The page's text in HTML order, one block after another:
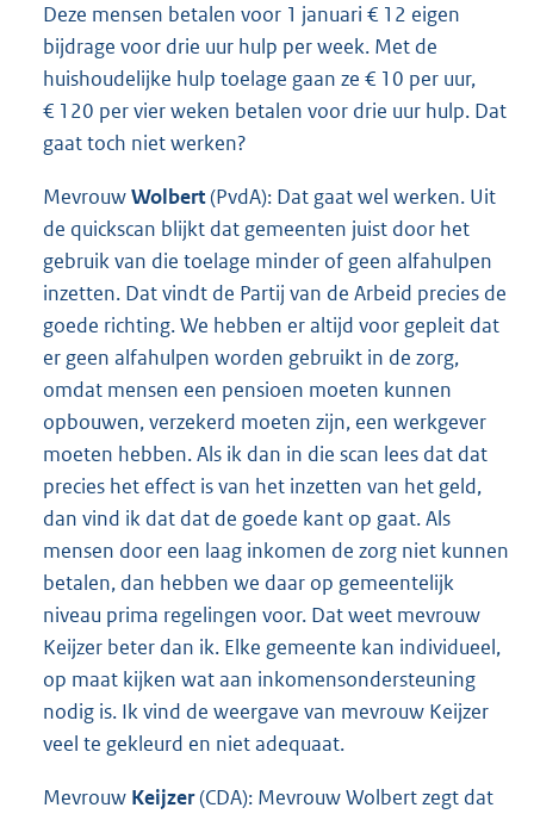
Deze mensen betalen voor 1 januari € 12 eigen
bijdrage voor drie uur hulp per week. Met de
huishoudelijke hulp toelage gaan ze € 10 per uur,
€ 120 per vier weken betalen voor drie uur hulp. Dat
gaat toch niet werken?
MevrouwWolbert(PvdA): Dat gaat wel werken. Uit
de quickscan blijkt dat gemeenten juist door het
gebruik van die toelage minder of geen alfahulpen
inzetten. Dat vindt de Partij van de Arbeid precies de
goede richting. We hebben er altijd voor gepleit dat
er geen alfahulpen worden gebruikt in de zorg,
omdat mensen een pensioen moeten kunnen
opbouwen, verzekerd moeten zijn, een werkgever
moeten hebben. Als ik dan in die scan lees dat dat
precies het effect is van het inzetten van het geld,
dan vind ik dat dat de goede kant op gaat. Als
mensen door een laag inkomen de zorg niet kunnen
betalen, dan hebben we daar op gemeentelijk
niveau prima regelingen voor. Dat weet mevrouw
Keijzer beter dan ik. Elke gemeente kan individueel,
op maat kijken wat aan inkomensondersteuning
nodig is. Ik vind de weergave van mevrouw Keijzer
veel te gekleurd en niet adequaat.
Mevrouw Keijzer(CDA): Mevrouw Wolbert zegt dat